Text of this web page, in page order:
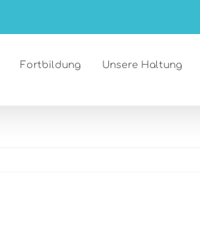
Fortbildung Unsere Haltung